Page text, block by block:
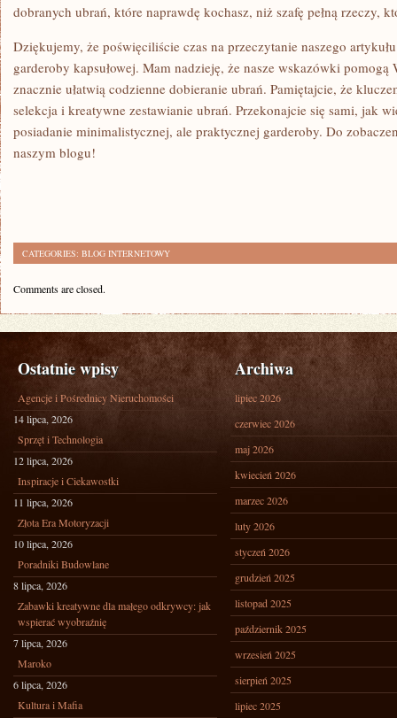
dobranych ubrań, które naprawdę ‌kochasz, niż ​szafę ‍pełną rzeczy,
Dziękujemy, ⁣że poświęciliście czas na przeczytanie ‍naszego
garderoby kapsułowej.⁢ Mam nadzieję, że nasze wskazówki pomogą
znacznie ułatwią ​codzienne​ dobieranie ubrań.⁤ Pamiętajcie, że
selekcja i kreatywne zestawianie ‍ubrań. Przekonajcie się sami, ​jak
posiadanie minimalistycznej, ale praktycznej garderoby. ⁤Do
naszym⁣ blogu!
CATEGORIES: BLOG INTERNETOWY
Comments are closed.
Ostatnie wpisy
Agencje i Pośrednicy Nieruchomości
14 lipca, 2026
Sprzęt i Technologia
12 lipca, 2026
Inspiracje i Ciekawostki
11 lipca, 2026
Złota Era Motoryzacji
10 lipca, 2026
Poradniki Budowlane
8 lipca, 2026
Zabawki kreatywne dla małego odkrywcy: jak
wspierać wyobraźnię
7 lipca, 2026
Maroko
6 lipca, 2026
Kultura i Mafia
Archiwa
lipiec 2026
czerwiec 2026
maj 2026
kwiecień 2026
marzec 2026
luty 2026
styczeń 2026
grudzień 2025
listopad 2025
październik 2025
wrzesień 2025
sierpień 2025
lipiec 2025